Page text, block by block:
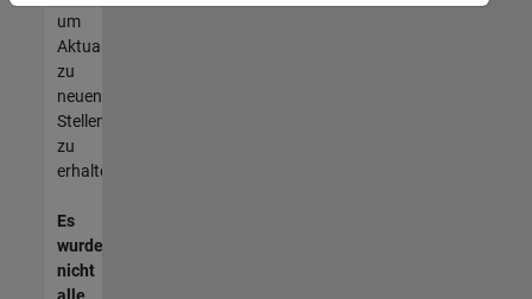
um
Aktualisierungen
zu
neuen
Stellenangeboten
zu
erhalten.
Es
wurden
nicht